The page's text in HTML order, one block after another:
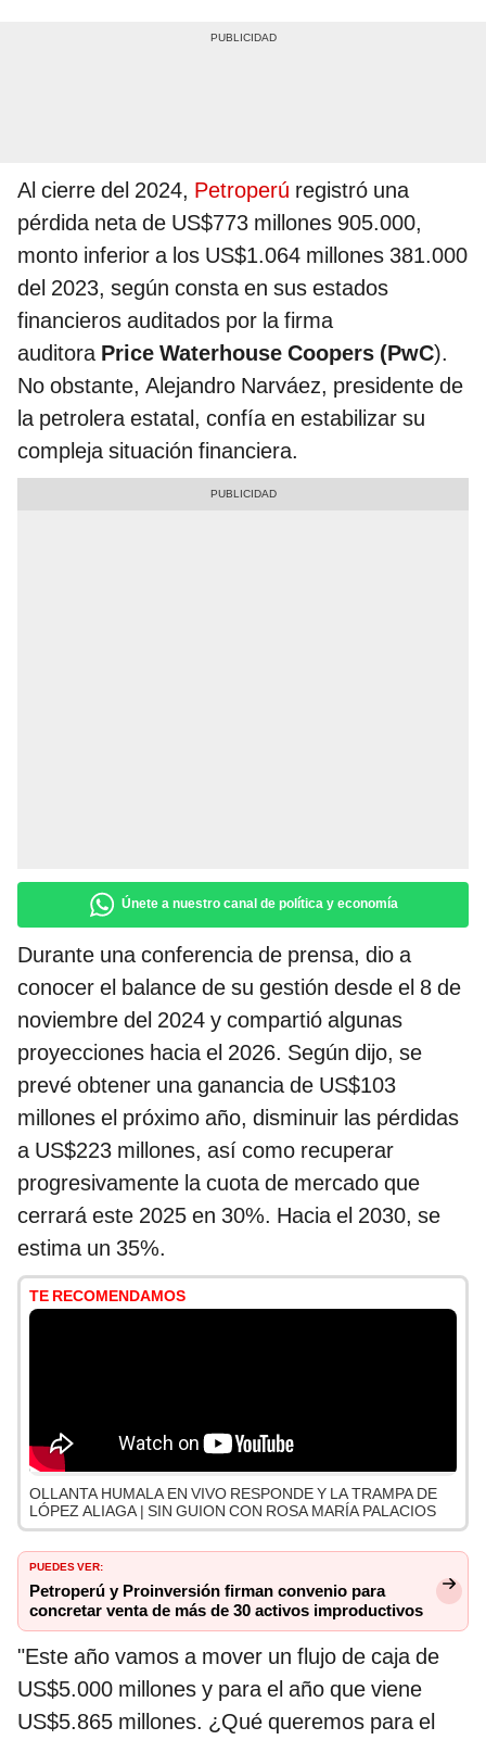
Al cierre del 2024, Petroperú registró una
pérdida neta de US$773 millones 905.000,
monto inferior a los US$1.064 millones 381.000
del 2023, según consta en sus estados
financieros auditados por la firma
auditora Price Waterhouse Coopers (PwC).
No obstante, Alejandro Narváez, presidente de
la petrolera estatal, confía en estabilizar su
compleja situación financiera.
Únete a nuestro canal de política y economía
Durante una conferencia de prensa, dio a
conocer el balance de su gestión desde el 8 de
noviembre del 2024 y compartió algunas
proyecciones hacia el 2026. Según dijo, se
prevé obtener una ganancia de US$103
millones el próximo año, disminuir las pérdidas
a US$223 millones, así como recuperar
progresivamente la cuota de mercado que
cerrará este 2025 en 30%. Hacia el 2030, se
estima un 35%.
TE RECOMENDAMOS
OLLANTA HUMALA EN VIVO RESPONDE Y LA TRAMPA DE
LÓPEZ ALIAGA | SIN GUION CON ROSA MARÍA PALACIOS
PUEDES VER:
Petroperú y Proinversión firman convenio para
concretar venta de más de 30 activos improductivos
"Este año vamos a mover un flujo de caja de
US$5.000 millones y para el año que viene
US$5.865 millones. ¿Qué queremos para el